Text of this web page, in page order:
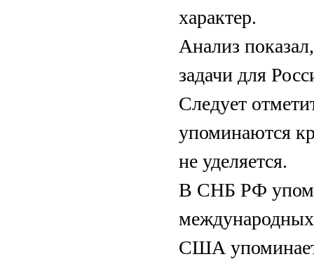
характер.
Анализ
задачи для
Следует
упоминаются
не уделяется.
В СНБ РФ
США